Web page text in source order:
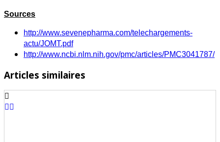
Sources
http://www.sevenepharma.com/telechargements-
actu/JOMT.pdf
http://www.ncbi.nlm.nih.gov/pmc/articles/PMC3041787/
Articles similaires